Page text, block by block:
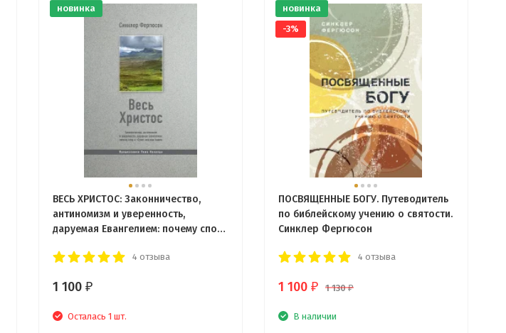
новинка
ВЕСЬ ХРИСТОС: Законничество,
антиномизм и уверенность,
даруемая Евангелием: почему спор
Фергюсон
4 отзыва
1 100 ₽
Осталась 1 шт.
новинка
-3%
ПОСВЯЩЕННЫЕ БОГУ. Путеводитель
по библейскому учению о святости.
Синклер Фергюсон
4 отзыва
1 100 ₽ 1 130₽
В наличии